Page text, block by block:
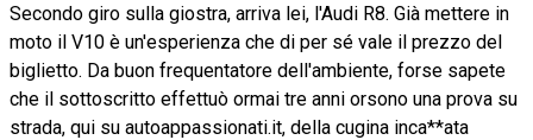
Secondo giro sulla giostra, arriva lei, l'Audi R8. Già mettere in
moto il V10 è un'esperienza che di per sé vale il prezzo del
biglietto. Da buon frequentatore dell'ambiente, forse sapete
che il sottoscritto effettuò ormai tre anni orsono una prova su
strada, qui su autoappassionati.it, della cugina inca**ata